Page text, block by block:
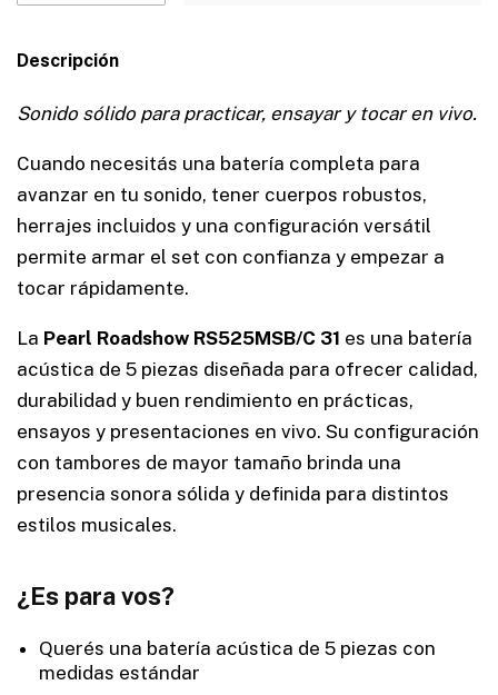
Descripción
Sonido sólido para practicar, ensayar y tocar en vivo.
Cuando necesitás una batería completa para
avanzar en tu sonido, tener cuerpos robustos,
herrajes incluidos y una configuración versátil
permite armar el set con confianza y empezar a
tocar rápidamente.
La Pearl Roadshow RS525MSB/C 31 es una batería
acústica de 5 piezas diseñada para ofrecer calidad,
durabilidad y buen rendimiento en prácticas,
ensayos y presentaciones en vivo. Su configuración
con tambores de mayor tamaño brinda una
presencia sonora sólida y definida para distintos
estilos musicales.
¿Es para vos?
Querés una batería acústica de 5 piezas con
medidas estándar